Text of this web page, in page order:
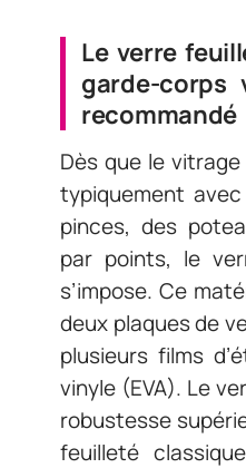
Le verre
garde-
recommandé
Dès que le
typiquement
pinces, des
par points, le
s’impose. Ce
deux plaques de
plusieurs films
vinyle (EVA). Le
robustesse
feuilleté